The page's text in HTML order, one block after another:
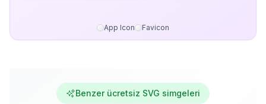
App Icon Favicon
Benzer ücretsiz SVG simgeleri